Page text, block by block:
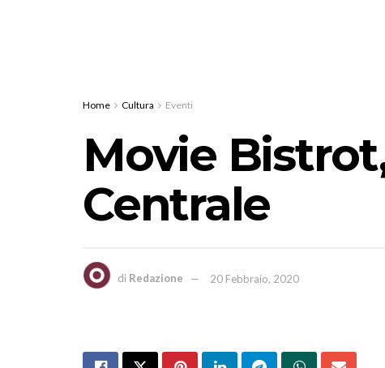
Home Cultura Eventi
Movie
Centrale
di Redazione 20 Febbraio, 2020